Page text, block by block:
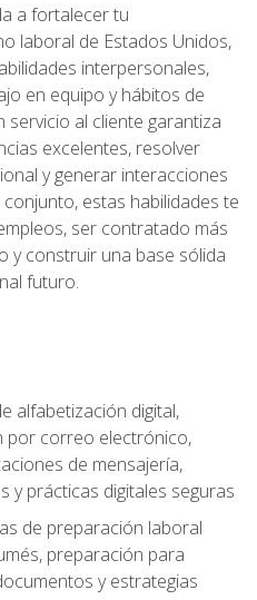
a fortalecer tu
laboral de Estados Unidos,
interpersonales,
en equipo y hábitos de
servicio al cliente garantiza
excelentes, resolver
y generar interacciones
estas habilidades te
ser contratado más
y construir una base sólida
futuro.
alfabetización digital,
por correo electrónico,
de mensajería,
y prácticas digitales seguras
de preparación laboral
preparación para
y estrategias